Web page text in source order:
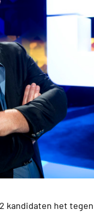
kandidaten het